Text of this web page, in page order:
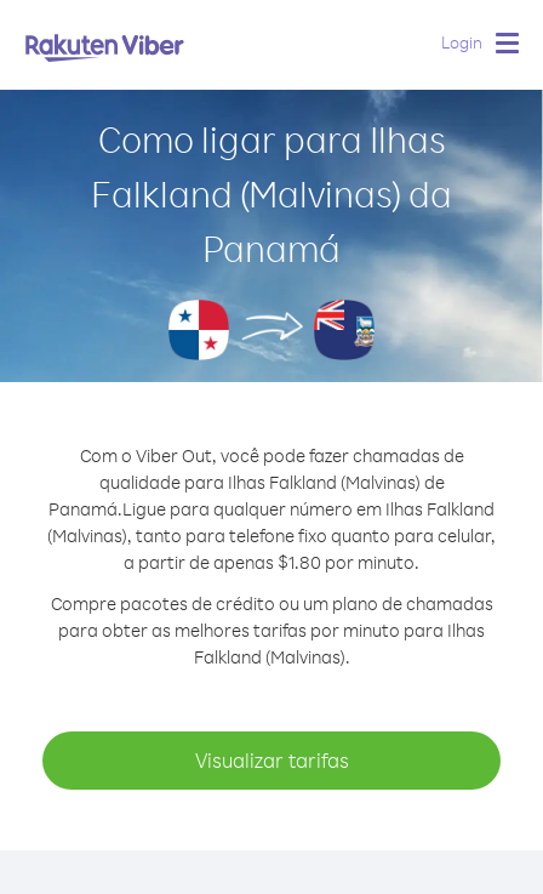
Login
Como ligar para Ilhas
Falkland (Malvinas) da
Panamá
Com o Viber Out, você pode fazer chamadas de
qualidade para Ilhas Falkland (Malvinas) de
Panamá.Ligue para qualquer número em Ilhas Falkland
(Malvinas), tanto para telefone fixo quanto para celular,
a partir de apenas $1.80 por minuto.
Compre pacotes de crédito ou um plano de chamadas
para obter as melhores tarifas por minuto para Ilhas
Falkland (Malvinas).
Visualizar tarifas